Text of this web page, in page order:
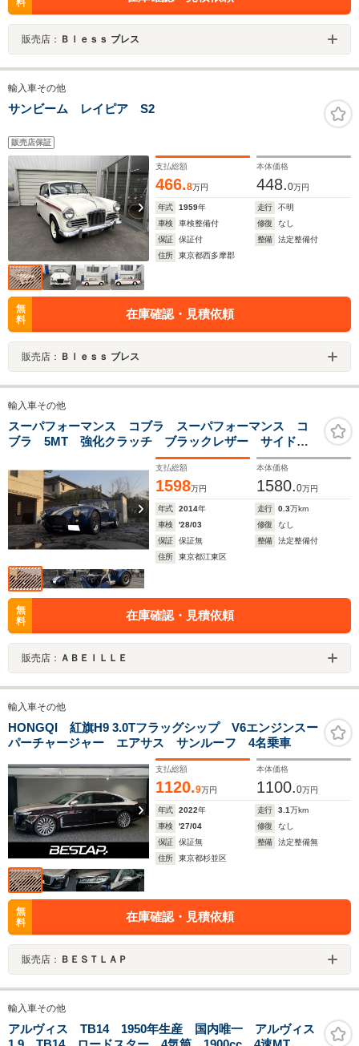
料
販売店： Ｂｌｅｓｓ ブレス
輸入車その他
サンビーム レイピア S2
販売店保証
支払総額
466.8万円
本体価格
448.0万円
年式 1959年 走行
不明
車検
車検整備付 修復
なし
保証
保証付 整備
法定整備付
住所
東京都西多摩郡
無
料
在庫確認・見積依頼
販売店： Ｂｌｅｓｓ ブレス
輸入車その他
スーパフォーマンス コブラ スーパフォーマンス コ
ブラ 5MT 強化クラッチ ブラックレザー サイドマ
支払総額
1598万円
本体価格
1580.0万円
年式 2014年 走行 0.3万km
車検
'28/03 修復
なし
保証
保証無 整備
法定整備付
住所
東京都江東区
無
料
在庫確認・見積依頼
販売店： ＡＢＥＩＬＬＥ
輸入車その他
HONGQI 紅旗H9 3.0Tフラッグシップ V6エンジンスー
パーチャージャー エアサス サンルーフ 4名乗車
支払総額
1120.9万円
本体価格
1100.0万円
年式 2022年 走行 3.1万km
車検
'27/04 修復
なし
保証
保証無 整備
法定整備無
住所
東京都杉並区
無
料
在庫確認・見積依頼
販売店： ＢＥＳＴＬＡＰ
輸入車その他
アルヴィス TB14 1950年生産 国内唯一 アルヴィス